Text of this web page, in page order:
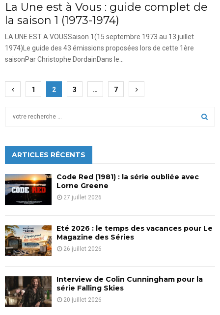
La Une est à Vous : guide complet de
la saison 1 (1973-1974)
LA UNE EST A VOUSSaison 1(15 septembre 1973 au 13 juillet
1974)Le guide des 43 émissions proposées lors de cette 1ère
saisonPar Christophe DordainDans le...
Pagination
des
publications
1 2 3 … 7
h
f
o
r
:
C
ARTICLES RÉCENTS
Code Red (1981) : la série oubliée avec
Lorne Greene
27 juillet 2026
Eté 2026 : le temps des vacances pour Le
Magazine des Séries
26 juillet 2026
Interview de Colin Cunningham pour la
série Falling Skies
20 juillet 2026